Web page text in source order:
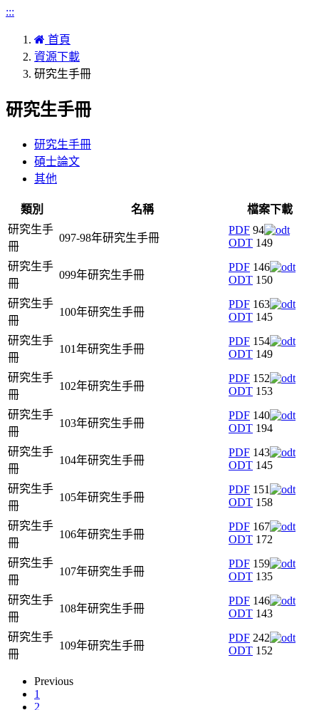
:::
首頁
資源下載
研究生手冊
研究生手冊
研究生手冊
碩士論文
其他
類別 名稱
檔案下載
研究生手
冊
097-98年研究生手冊
PDF 94
ODT 149
研究生手
冊
099年研究生手冊
PDF 146
ODT 150
研究生手
冊
100年研究生手冊
PDF 163
ODT 145
研究生手
冊
101年研究生手冊
PDF 154
ODT 149
研究生手
冊
102年研究生手冊
PDF 152
ODT 153
研究生手
冊
103年研究生手冊
PDF 140
ODT 194
研究生手
冊
104年研究生手冊
PDF 143
ODT 145
研究生手
冊
105年研究生手冊
PDF 151
ODT 158
研究生手
冊
106年研究生手冊
PDF 167
ODT 172
研究生手
冊
107年研究生手冊
PDF 159
ODT 135
研究生手
冊
108年研究生手冊
PDF 146
ODT 143
研究生手
冊
109年研究生手冊
PDF 242
ODT 152
Previous
1
2